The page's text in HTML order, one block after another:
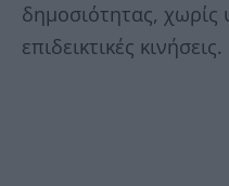
δημοσιότητας, χωρίς
επιδεικτικές κινήσεις.